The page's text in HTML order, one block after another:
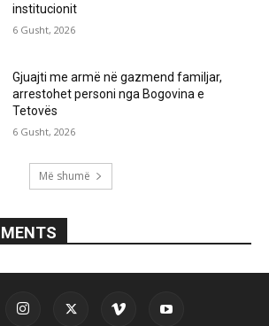
institucionit
6 Gusht, 2026
Gjuajti me armë në gazmend familjar,
arrestohet personi nga Bogovina e
Tetovës
6 Gusht, 2026
Më shumë